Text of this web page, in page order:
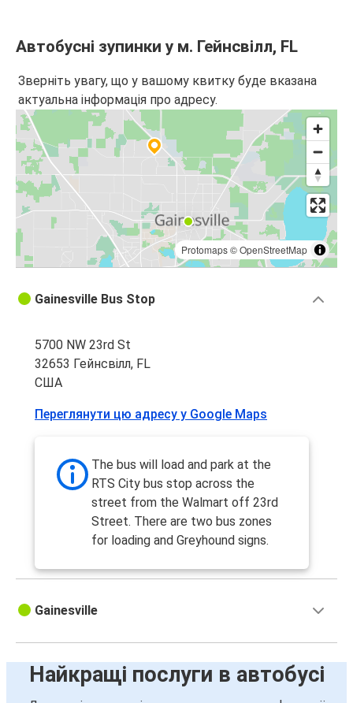
Автобусні зупинки у м. Гейнсвілл, FL
Зверніть увагу, що у вашому квитку буде вказана
актуальна інформація про адресу.
Protomaps©OpenStreetMap
Gainesville Bus Stop
5700 NW 23rd St
32653 Гейнсвілл, FL
США
Переглянути цю адресу у Google Maps
The bus will load and park at the
RTS City bus stop across the
street from the Walmart off 23rd
Street. There are two bus zones
for loading and Greyhound signs.
Gainesville
Найкращі послуги в автобусі